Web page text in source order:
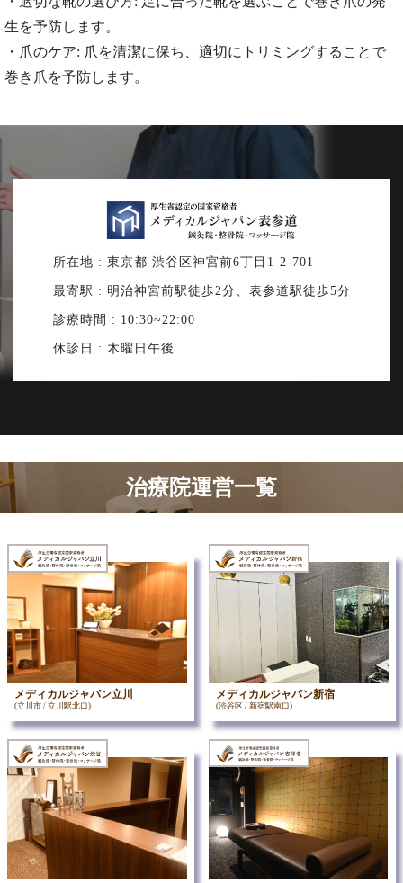
生を予防します。
・爪のケア: 爪を清潔に保ち、適切にトリミングすることで
巻き爪を予防します。
所在地 : 東京都 渋谷区神宮前6丁目1-2-701
最寄駅 : 明治神宮前駅徒歩2分、表参道駅徒歩5分
診療時間 : 10:30~22:00
休診日 : 木曜日午後
治療院運営一覧
メディカルジャパン立川
(立川市 / 立川駅北口)
メディカルジャパン新宿
(渋谷区 / 新宿駅南口)